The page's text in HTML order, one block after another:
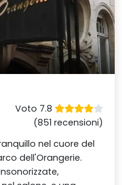
Voto 7.8
(851 recensioni)
nel cuore del
dell'Orangerie.